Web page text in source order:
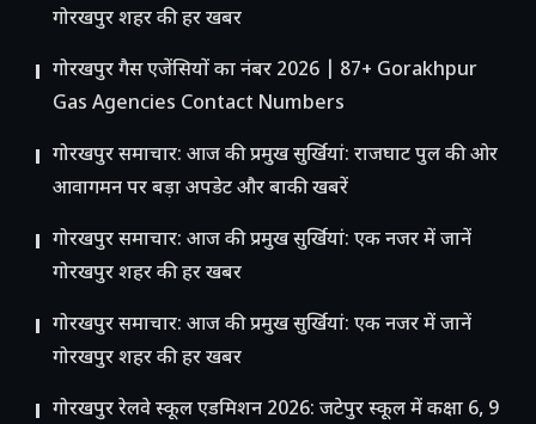
गोरखपुर शहर की हर खबर
गोरखपुर गैस एजेंसियों का नंबर 2026 | 87+ Gorakhpur
Gas Agencies Contact Numbers
गोरखपुर समाचार: आज की प्रमुख सुर्खियां: राजघाट पुल की ओर
आवागमन पर बड़ा अपडेट और बाकी खबरें
गोरखपुर समाचार: आज की प्रमुख सुर्खियां: एक नजर में जानें
गोरखपुर शहर की हर खबर
गोरखपुर समाचार: आज की प्रमुख सुर्खियां: एक नजर में जानें
गोरखपुर शहर की हर खबर
गोरखपुर रेलवे स्कूल एडमिशन 2026: जटेपुर स्कूल में कक्षा 6, 9